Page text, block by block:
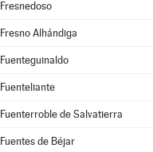
Fresnedoso
Fresno Alhándiga
Fuenteguinaldo
Fuenteliante
Fuenterroble de Salvatierra
Fuentes de Béjar